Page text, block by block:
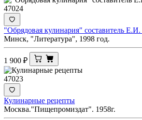
47024
"Обрядовая кулинария" составитель
Минск, "Литература", 1998 год.
1 900 ₽
47023
Кулинарные рецепты
Москва."Пищепромиздат". 1958г.